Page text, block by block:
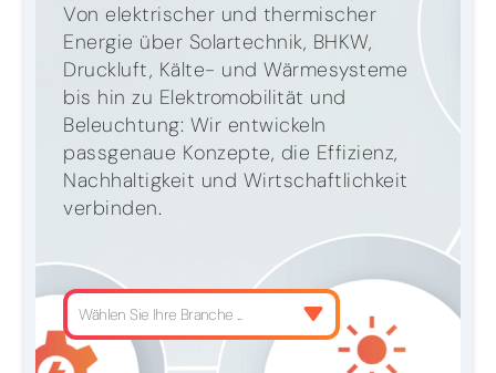
Von elektrischer und thermischer
Energie über Solartechnik, BHKW,
Druckluft, Kälte- und Wärmesysteme
bis hin zu Elektromobilität und
Beleuchtung: Wir entwickeln
passgenaue Konzepte, die Effizienz,
Nachhaltigkeit und Wirtschaftlichkeit
verbinden.
Wählen Sie Ihre Branche ...